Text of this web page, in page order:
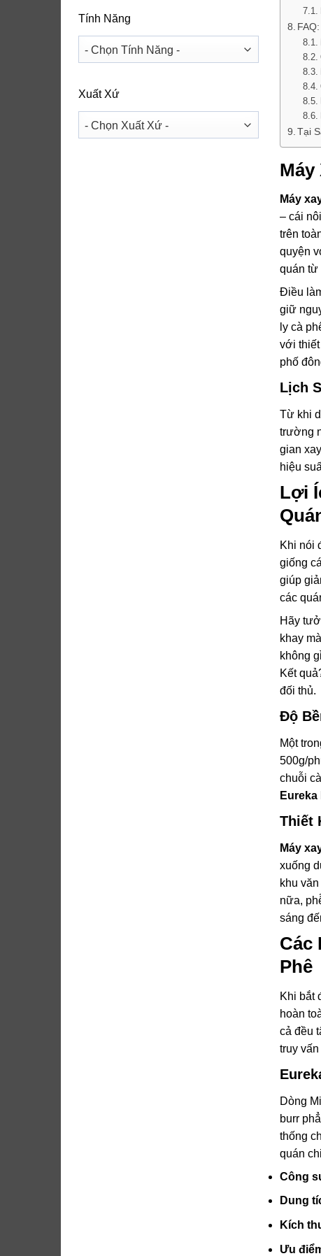
Tính Năng
Xuất Xứ
Tại
Máy
Máy
– cái
trên
quyện
quán từ
Điều
giữ
ly cà
với thiết
phố
Lịch
Từ khi
trường
gian
hiệu
Lợi
Khi nói
giống
giúp
các
Hãy
khay
không
Kết
đối thủ.
Độ
Một
500g/
chuỗi
Eureka
Thiết
Máy
xuống
khu
nữa,
sáng
Các
Phê
Khi bắt
hoàn
cả đều
truy
Dòng
burr
thống
quán
Công
Dung
Kích
Ưu